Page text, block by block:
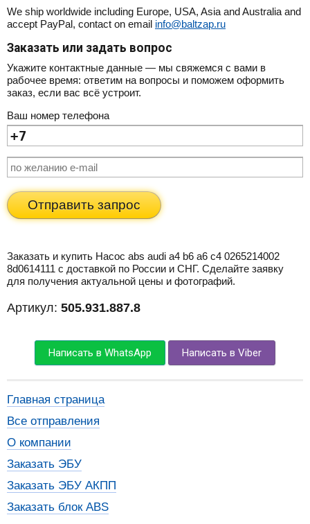
We ship worldwide including Europe, USA, Asia and Australia and
accept PayPal, contact on email info@baltzap.ru
Заказать или задать вопрос
Укажите контактные данные — мы свяжемся с вами в
рабочее время: ответим на вопросы и поможем оформить
заказ, если вас всё устроит.
Ваш номер телефона
Отправить запрос
Заказать и купить Насос abs audi a4 b6 a6 c4 0265214002
8d0614111 с доставкой по России и СНГ. Сделайте заявку
для получения актуальной цены и фотографий.
Артикул: 505.931.887.8
Написать в WhatsApp Написать в Viber
Главная страница
Все отправления
О компании
Заказать ЭБУ
Заказать ЭБУ АКПП
Заказать блок ABS